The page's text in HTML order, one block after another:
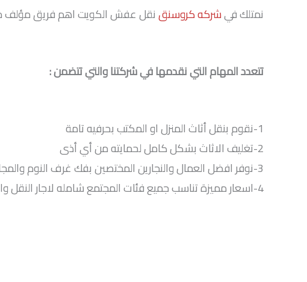
نمتلك فيشركه كروسنقنقل عفش الكويت اهم فريق مؤلف
تتعدد المهام التي نقدمها في شركتنا والتي تتضمن :
1-نقوم بنقل أثاث المنزل او المكتب بحرفيه تامة
2-تغليف الاثاث بشكل كامل لحمايته من أي أذى
3-نوفر افضل العمال والنجارين المختصين بفك غرف النوم والمجالس وغرف السفرة من خلال افضل شركة نقل عفش
4-اسعار مميزة تناسب جميع فئات المجتمع شامله لاجار النقل والتركيب والتغليف واجار العمال .